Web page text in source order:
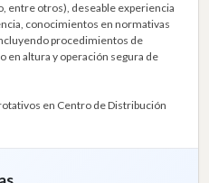
entre otros), deseable experiencia
conocimientos en normativas
procedimientos de
en altura y operación segura de
en Centro de Distribución